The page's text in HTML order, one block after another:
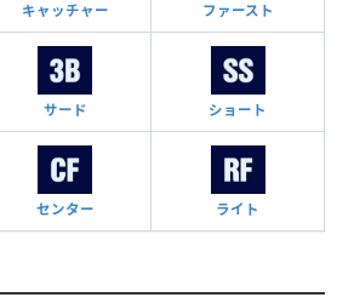
キャッチャー ファースト
サード ショート
センター ライト